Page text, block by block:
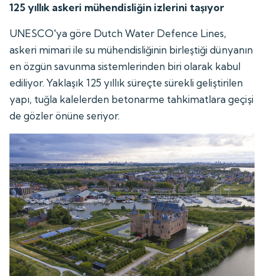
125 yıllık askeri mühendisliğin izlerini taşıyor
UNESCO'ya göre Dutch Water Defence Lines,
askeri mimari ile su mühendisliğinin birleştiği dünyanın
en özgün savunma sistemlerinden biri olarak kabul
ediliyor. Yaklaşık 125 yıllık süreçte sürekli geliştirilen
yapı, tuğla kalelerden betonarme tahkimatlara geçişi
de gözler önüne seriyor.